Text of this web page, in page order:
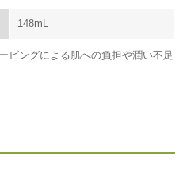
148mL
ビングによる肌への負担や潤い不足